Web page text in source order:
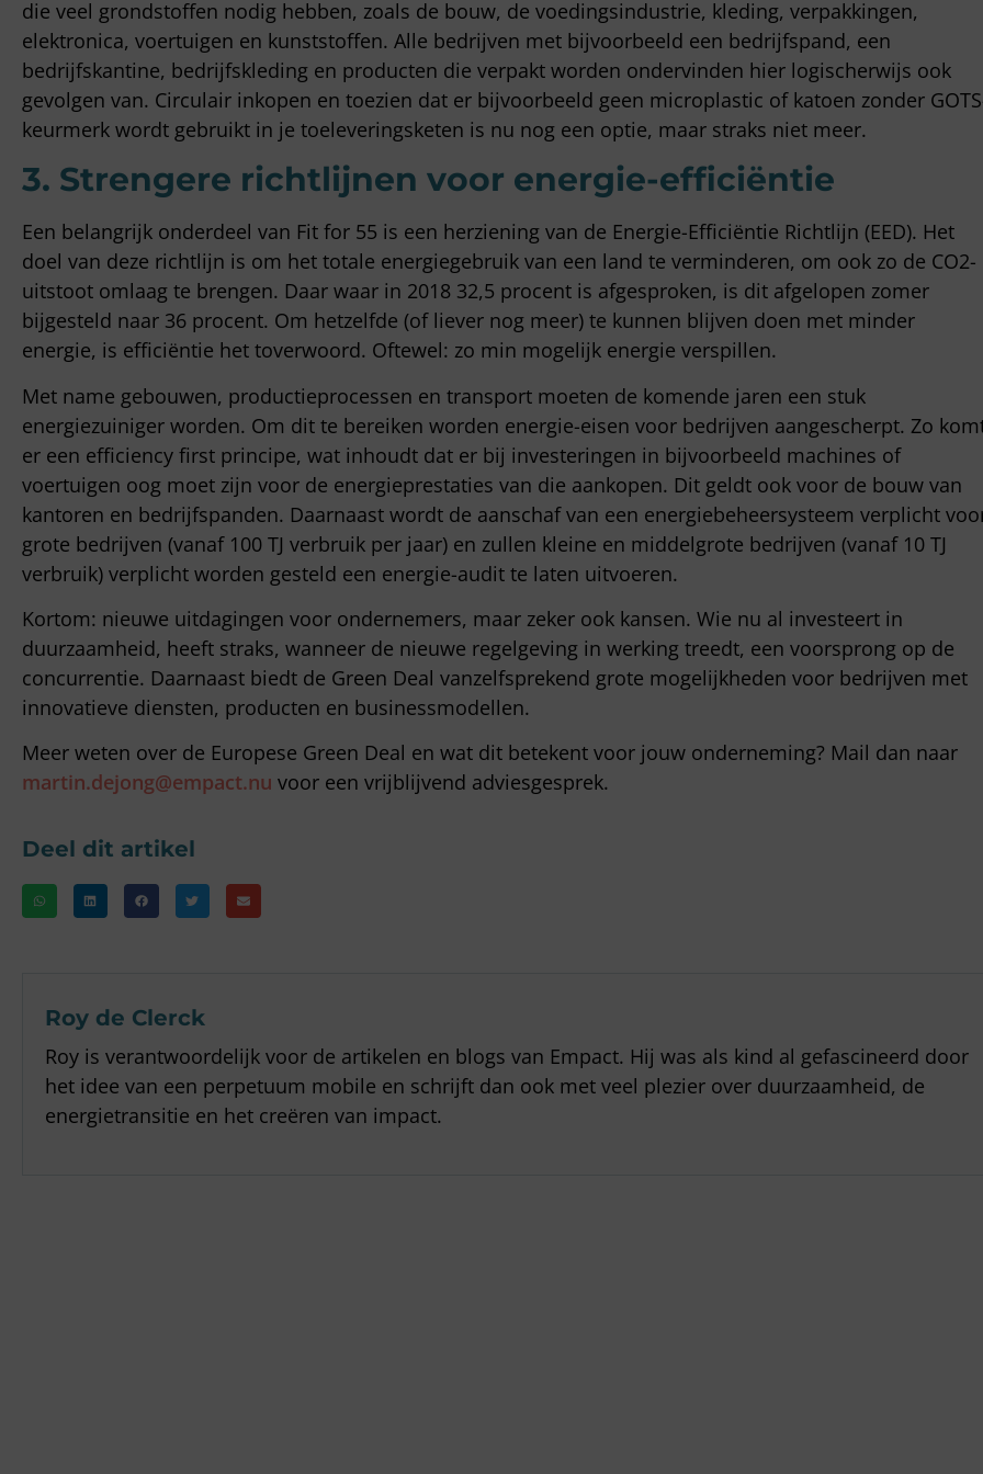
die veel grondstoffen nodig hebben, zoals de bouw, de voedingsindustrie, kleding, verpakkingen,
elektronica, voertuigen en kunststoffen. Alle bedrijven met bijvoorbeeld een bedrijfspand, een
bedrijfskantine, bedrijfskleding en producten die verpakt worden ondervinden hier logischerwijs ook
gevolgen van. Circulair inkopen en toezien dat er bijvoorbeeld geen microplastic of katoen zonder
keurmerk wordt gebruikt in je toeleveringsketen is nu nog een optie, maar straks niet meer.
3. Strengere richtlijnen voor energie-efficiëntie
Een belangrijk onderdeel van Fit for 55 is een herziening van de Energie-Efficiëntie Richtlijn (EED). Het
doel van deze richtlijn is om het totale energiegebruik van een land te verminderen, om ook zo de CO2-
uitstoot omlaag te brengen. Daar waar in 2018 32,5 procent is afgesproken, is dit afgelopen zomer
bijgesteld naar 36 procent. Om hetzelfde (of liever nog meer) te kunnen blijven doen met minder
energie, is efficiëntie het toverwoord. Oftewel: zo min mogelijk energie verspillen.
Met name gebouwen, productieprocessen en transport moeten de komende jaren een stuk
energiezuiniger worden. Om dit te bereiken worden energie-eisen voor bedrijven aangescherpt. Zo
er een efficiency first principe, wat inhoudt dat er bij investeringen in bijvoorbeeld machines of
voertuigen oog moet zijn voor de energieprestaties van die aankopen. Dit geldt ook voor de bouw van
kantoren en bedrijfspanden. Daarnaast wordt de aanschaf van een energiebeheersysteem verplicht
grote bedrijven (vanaf 100 TJ verbruik per jaar) en zullen kleine en middelgrote bedrijven (vanaf 10 TJ
verbruik) verplicht worden gesteld een energie-audit te laten uitvoeren.
Kortom: nieuwe uitdagingen voor ondernemers, maar zeker ook kansen. Wie nu al investeert in
duurzaamheid, heeft straks, wanneer de nieuwe regelgeving in werking treedt, een voorsprong op de
concurrentie. Daarnaast biedt de Green Deal vanzelfsprekend grote mogelijkheden voor bedrijven met
innovatieve diensten, producten en businessmodellen.
Meer weten over de Europese Green Deal en wat dit betekent voor jouw onderneming? Mail dan naar
martin.dejong@empact.nu voor een vrijblijvend adviesgesprek.
Deel dit artikel
Roy de Clerck
Roy is verantwoordelijk voor de artikelen en blogs van Empact. Hij was als kind al gefascineerd door
het idee van een perpetuum mobile en schrijft dan ook met veel plezier over duurzaamheid, de
energietransitie en het creëren van impact.